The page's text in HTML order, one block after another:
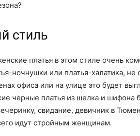
стиль
платья в этом стиле очень
ночнушки или платья-халатика,
офиса или на улице это будет
черные платья из шелка и шифона
свидание, девичник в
идут стройным женщинам.